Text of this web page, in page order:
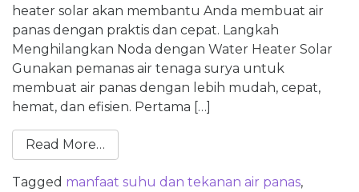
heater solar akan membantu Anda membuat air
panas dengan praktis dan cepat. Langkah
Menghilangkan Noda dengan Water Heater Solar
Gunakan pemanas air tenaga surya untuk
membuat air panas dengan lebih mudah, cepat,
hemat, dan efisien. Pertama […]
Read More…
Tagged manfaat suhu dan tekanan air panas,